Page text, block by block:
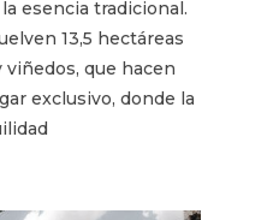
esencia tradicional.
13,5 hectáreas
que hacen
exclusivo, donde la